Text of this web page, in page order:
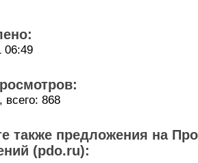
06:49
всего: 868
также предложения на
(pdo.ru):